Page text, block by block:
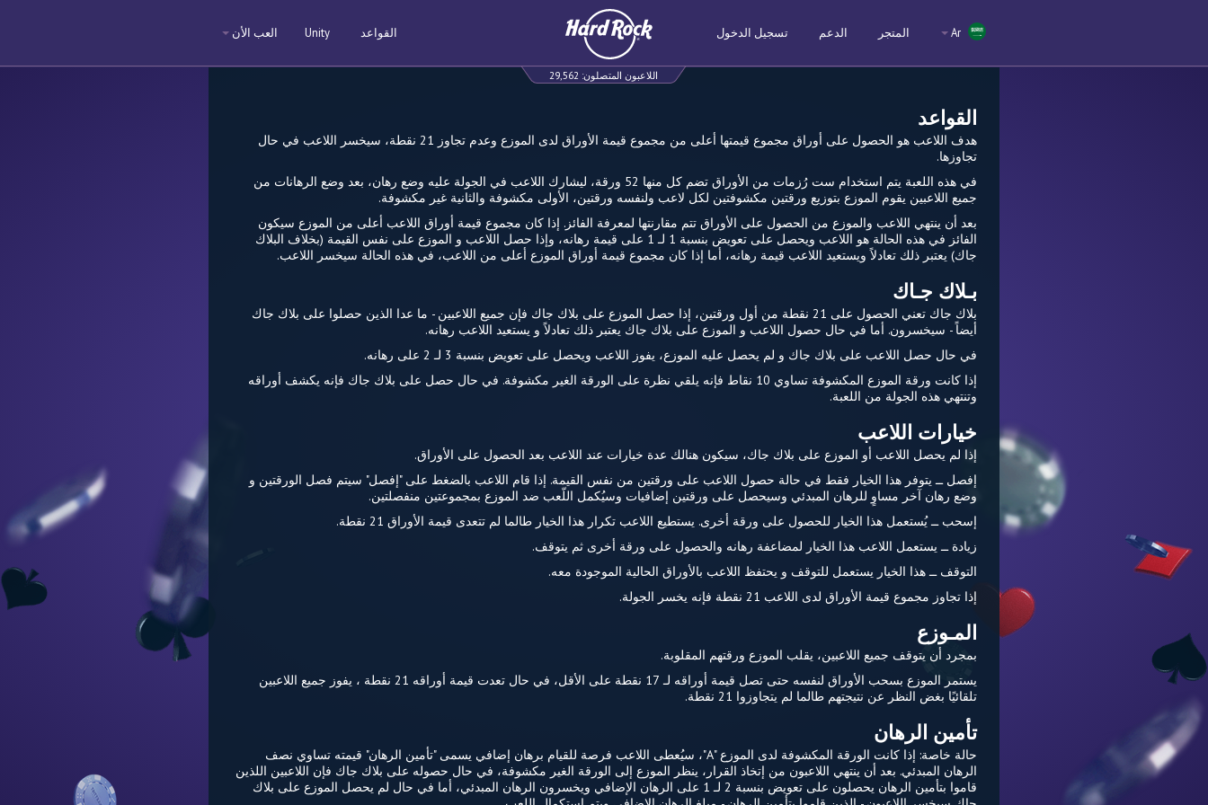
العب الأن القواعد Unity
اللاعبون المتصلون: 29,562
المتجر الدعم تسجيل الدخول
القواعد
هدف اللاعب هو الحصول على أوراق مجموع قيمتها أعلى من مجموع قيمة الأوراق لدى الموزع وعدم تجاوز 21 نقطة، سيخسر اللاعب في حال
تجاوزها.
في هذه اللعبة يتم استخدام ست رُزمات من الأوراق تضم كل منها 52 ورقة، ليشارك اللاعب في الجولة عليه وضع رهان، بعد وضع الرهانات من
جميع اللاعبين يقوم الموزع بتوزيع ورقتين مكشوفتين لكل لاعب ولنفسه ورقتين، الأولى مكشوفة والثانية غير مكشوفة.
بعد أن ينتهي اللاعب والموزع من الحصول على الأوراق تتم مقارنتها لمعرفة الفائز. إذا كان مجموع قيمة أوراق اللاعب أعلى من الموزع سيكون
الفائز في هذه الحالة هو اللاعب ويحصل على تعويض بنسبة 1 لـ 1 على قيمة رهانه، وإذا حصل اللاعب و الموزع على نفس القيمة (بخلاف البلاك
جاك) يعتبر ذلك تعادلاً ويستعيد اللاعب قيمة رهانه، أما إذا كان مجموع قيمة أوراق الموزع أعلى من اللاعب، في هذه الحالة سيخسر اللاعب.
بـلاك جـاك
بلاك جاك تعني الحصول على 21 نقطة من أول ورقتين، إذا حصل الموزع على بلاك جاك فإن جميع اللاعبين - ما عدا الذين حصلوا على بلاك جاك
أيضاً - سيخسرون. أما في حال حصول اللاعب و الموزع على بلاك جاك يعتبر ذلك تعادلاً و يستعيد اللاعب رهانه.
في حال حصل اللاعب على بلاك جاك و لم يحصل عليه الموزع، يفوز اللاعب ويحصل على تعويض بنسبة 3 لـ 2 على رهانه.
إذا كانت ورقة الموزع المكشوفة تساوي 10 نقاط فإنه يلقي نظرة على الورقة الغير مكشوفة. في حال حصل على بلاك جاك فإنه يكشف أوراقه
وتنتهي هذه الجولة من اللعبة.
خيارات اللاعب
إذا لم يحصل اللاعب أو الموزع على بلاك جاك، سيكون هنالك عدة خيارات عند اللاعب بعد الحصول على الأوراق.
إفصل ــ يتوفر هذا الخيار فقط في حالة حصول اللاعب على ورقتين من نفس القيمة. إذا قام اللاعب بالضغط على "إفصل" سيتم فصل الورقتين و
وضع رهان آخر مساوٍ للرهان المبدئي وسيحصل على ورقتين إضافيات وسيُكمل اللّعب ضد الموزع بمجموعتين منفصلتين.
إسحب ــ يُستعمل هذا الخيار للحصول على ورقة أخرى. يستطيع اللاعب تكرار هذا الخيار طالما لم تتعدى قيمة الأوراق 21 نقطة.
زيادة ــ يستعمل اللاعب هذا الخيار لمضاعفة رهانه والحصول على ورقة أخرى ثم يتوقف.
التوقف ــ هذا الخيار يستعمل للتوقف و يحتفظ اللاعب بالأوراق الحالية الموجودة معه.
إذا تجاوز مجموع قيمة الأوراق لدى اللاعب 21 نقطة فإنه يخسر الجولة.
المـوزع
بمجرد أن يتوقف جميع اللاعبين، يقلب الموزع ورقتهم المقلوبة.
يستمر الموزع بسحب الأوراق لنفسه حتى تصل قيمة أوراقه لـ 17 نقطة على الأقل، في حال تعدت قيمة أوراقه 21 نقطة ، يفوز جميع اللاعبين
تلقائيًا بغض النظر عن نتيجتهم طالما لم يتجاوزوا 21 نقطة.
تأمين الرهان
حالة خاصة: إذا كانت الورقة المكشوفة لدى الموزع "A"، سيُعطى اللاعب فرصة للقيام برهان إضافي يسمى "تأمين الرهان" قيمته تساوي نصف
الرهان المبدئي. بعد أن ينتهي اللاعبون من إتخاذ القرار، ينظر الموزع إلى الورقة الغير مكشوفة، في حال حصوله على بلاك جاك فإن اللاعبين اللذين
قاموا بتأمين الرهان يحصلون على تعويض بنسبة 2 لـ 1 على الرهان الإضافي ويخسرون الرهان المبدئي، أما في حال لم يحصل الموزع على بلاك